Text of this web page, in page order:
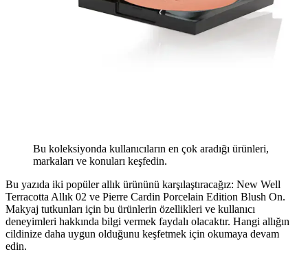
Bu koleksiyonda kullanıcıların en çok aradığı ürünleri,
markaları ve konuları keşfedin.
Bu yazıda iki popüler allık ürününü karşılaştıracağız: New Well
Terracotta Allık 02 ve Pierre Cardin Porcelain Edition Blush On.
Makyaj tutkunları için bu ürünlerin özellikleri ve kullanıcı
deneyimleri hakkında bilgi vermek faydalı olacaktır. Hangi allığın
cildinize daha uygun olduğunu keşfetmek için okumaya devam
edin.